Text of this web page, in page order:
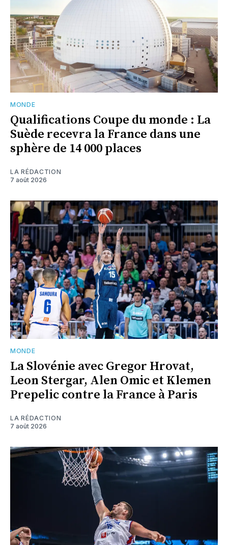
MONDE
Qualifications Coupe du monde : La
Suède recevra la France dans une
sphère de 14 000 places
LA RÉDACTION
7 août 2026
MONDE
La Slovénie avec Gregor Hrovat,
Leon Stergar, Alen Omic et Klemen
Prepelic contre la France à Paris
LA RÉDACTION
7 août 2026